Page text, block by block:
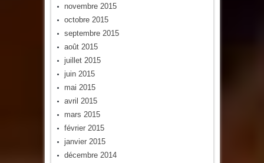
novembre 2015
octobre 2015
septembre 2015
août 2015
juillet 2015
juin 2015
mai 2015
avril 2015
mars 2015
février 2015
janvier 2015
décembre 2014